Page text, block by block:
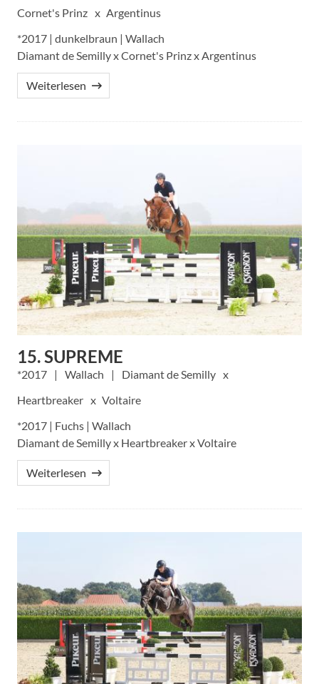
Cornet's Prinz
Argentinus
*2017 | dunkelbraun | Wallach
Diamant de Semilly x Cornet's Prinz x Argentinus
Weiterlesen
15. SUPREME
2017 Wallach
Diamant de Semilly
Heartbreaker
Voltaire
*2017 | Fuchs | Wallach
Diamant de Semilly x Heartbreaker x Voltaire
Weiterlesen